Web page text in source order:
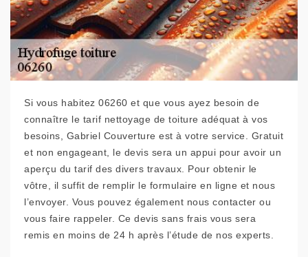
Si vous habitez 06260 et que vous ayez besoin de
connaître le tarif nettoyage de toiture adéquat à vos
besoins, Gabriel Couverture est à votre service. Gratuit
et non engageant, le devis sera un appui pour avoir un
aperçu du tarif des divers travaux. Pour obtenir le
vôtre, il suffit de remplir le formulaire en ligne et nous
l’envoyer. Vous pouvez également nous contacter ou
vous faire rappeler. Ce devis sans frais vous sera
remis en moins de 24 h après l’étude de nos experts.